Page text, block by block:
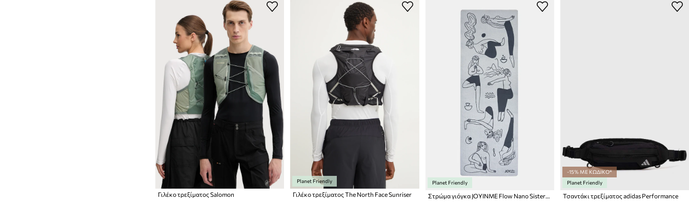
Γιλέκο τρεξίματος Salomon
Planet Friendly
Γιλέκο τρεξίματος The North Face Sunriser
Planet Friendly
Στρώμα γιόγκα JOYINME Flow Nano Sisterhood
-15% ΜΕ ΚΩΔΙΚΟ*
Planet Friendly
Τσαντάκι τρεξίματος adidas Performance